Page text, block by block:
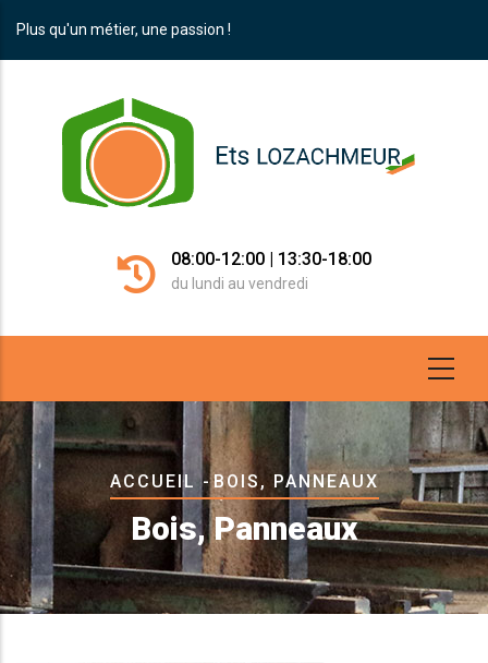
au
Plus qu'un métier, une passion !
08:00-12:00 | 13:30-18:00
du lundi au vendredi
Fil
d'Ariane
ACCUEIL -BOIS, PANNEAUX
Bois, Panneaux